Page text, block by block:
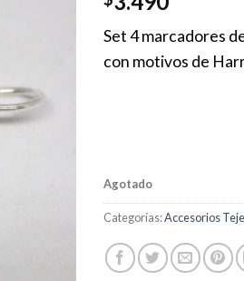
Set 4 marcadores
con motivos de
Agotado
Categorías:Accesorios